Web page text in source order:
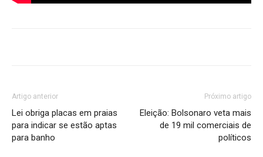
Artigo anterior
Lei obriga placas em praias
para indicar se estão aptas
para banho
Próximo artigo
Eleição: Bolsonaro veta mais
de 19 mil comerciais de
políticos